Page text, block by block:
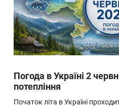
Лайфстайл
ТехноНаука
Людина
Ukraine
Про нас
Погода в Україні 2
потепління
Початок літа в Україні